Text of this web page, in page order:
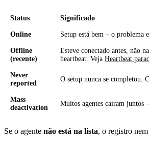
Status Significado
Online Setup está bem – o problema
Offline
(recente)
Esteve conectado antes, não
heartbeat. Veja Heartbeat
Never
reported
O setup nunca se completou.
Mass
deactivation
Muitos agentes caíram juntos
Se o agente não está na lista, o registro